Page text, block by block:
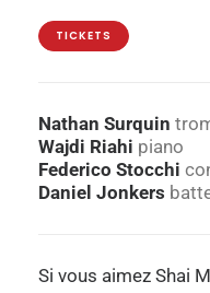
TICKETS
Nathan Surquin
Wajdi Riahi piano
Federico Stocchi
Daniel Jonkers
Si vous aimez Shai